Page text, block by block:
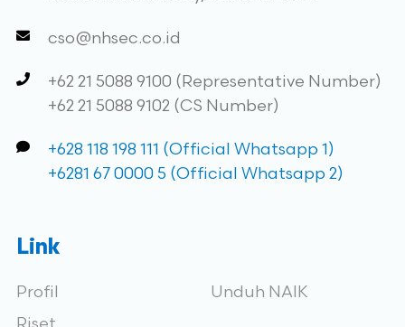
cso@nhsec.co.id
+62 21 5088 9100 (Representative Number)
+62 21 5088 9102 (CS Number)
+628 118 198 111 (Official Whatsapp 1)
+6281 67 0000 5 (Official Whatsapp 2)
Link
Profil
Unduh NAIK